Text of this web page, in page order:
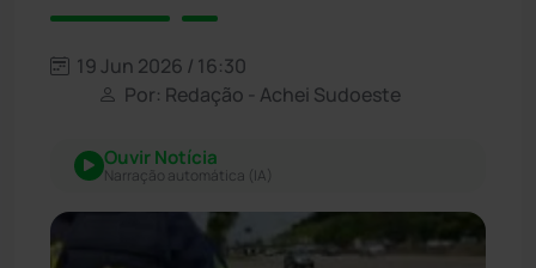
19 Jun 2026 / 16:30
Por: Redação - Achei Sudoeste
Ouvir Notícia
Narração automática (IA)